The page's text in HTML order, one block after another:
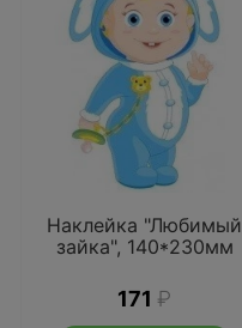
Наклейка "Любимый
зайка", 140*230мм
171 ₽